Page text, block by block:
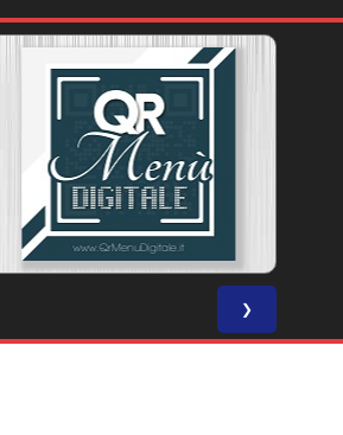
❯